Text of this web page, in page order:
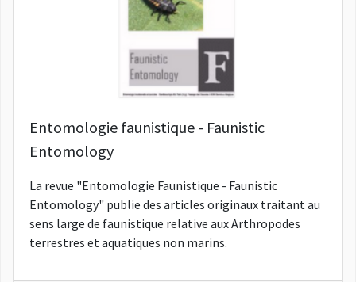
Entomologie faunistique - Faunistic
Entomology
La revue "Entomologie Faunistique - Faunistic
Entomology" publie des articles originaux traitant au
sens large de faunistique relative aux Arthropodes
terrestres et aquatiques non marins.